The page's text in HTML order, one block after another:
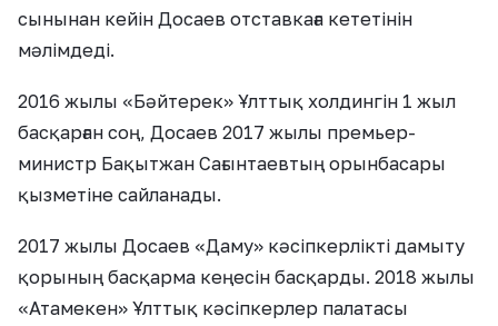
сынынан кейін Досаев отставкаға кететінін
мәлімдеді.
2016 жылы «Бәйтерек» Ұлттық холдингін 1 жыл
басқарған соң, Досаев 2017 жылы премьер-
министр Бақытжан Сағынтаевтың орынбасары
қызметіне сайланады.
2017 жылы Досаев «Даму» кәсіпкерлікті дамыту
қорының басқарма кеңесін басқарды. 2018 жылы
«Атамекен» Ұлттық кәсіпкерлер палатасы